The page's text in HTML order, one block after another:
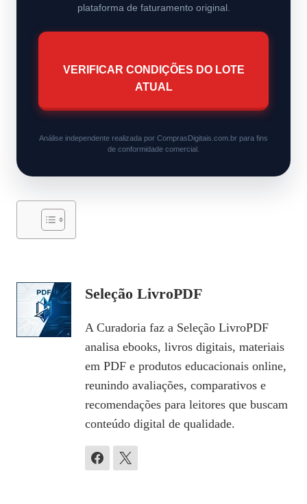
plataforma de faturamento original.
VERIFICAR CONDIÇÕES DO LOTE
ATUAL
Análise independente realizada por ComprasDigitais.com.br para fins
de conformidade comercial.
Seleção LivroPDF
A Curadoria faz a Seleção LivroPDF
analisa ebooks, livros digitais, materiais
em PDF e produtos educacionais online,
reunindo avaliações, comparativos e
recomendações para leitores que buscam
conteúdo digital de qualidade.